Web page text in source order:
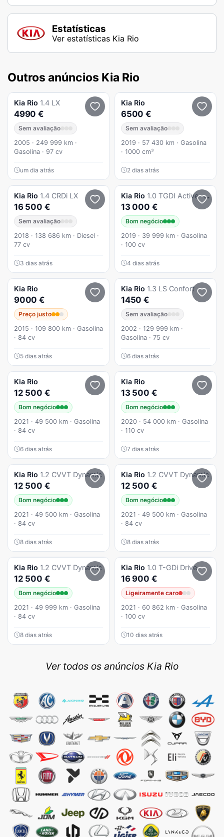
Estatísticas
Ver estatísticas Kia Rio
Outros anúncios Kia Rio
Kia Rio 1.4 LX
4990 €
Sem avaliação
2005 · 249 999 km ·
Gasolina · 97 cv
um dia atrás
Kia Rio
6500 €
Sem avaliação
2019 · 57 430 km · Gasolina
· 1000 cm³
2 dias atrás
Kia Rio 1.4 CRDi LX
16 500 €
Sem avaliação
2018 · 138 686 km · Diesel ·
77 cv
3 dias atrás
Kia Rio 1.0 TGDI Active - 39.000kms
13 000 €
Bom negócio
2019 · 39 999 km · Gasolina
· 100 cv
4 dias atrás
Kia Rio
9000 €
Preço justo
2015 · 109 800 km · Gasolina
· 84 cv
5 dias atrás
Kia Rio 1.3 LS Confort
1450 €
Sem avaliação
2002 · 129 999 km ·
Gasolina · 75 cv
6 dias atrás
Kia Rio
12 500 €
Bom negócio
2021 · 49 500 km · Gasolina
· 84 cv
6 dias atrás
Kia Rio
13 500 €
Bom negócio
2020 · 54 000 km · Gasolina
· 110 cv
7 dias atrás
Kia Rio 1.2 CVVT Dynamic
12 500 €
Bom negócio
2021 · 49 500 km · Gasolina
· 84 cv
8 dias atrás
Kia Rio 1.2 CVVT Dynamic
12 500 €
Bom negócio
2021 · 49 500 km · Gasolina
· 84 cv
8 dias atrás
Kia Rio 1.2 CVVT Dynamic
12 500 €
Bom negócio
2021 · 49 999 km · Gasolina
· 84 cv
8 dias atrás
Kia Rio 1.0 T-GDi Drive
16 900 €
Ligeiramente caro
2021 · 60 862 km · Gasolina
· 100 cv
10 dias atrás
Ver todos os anúncios Kia Rio